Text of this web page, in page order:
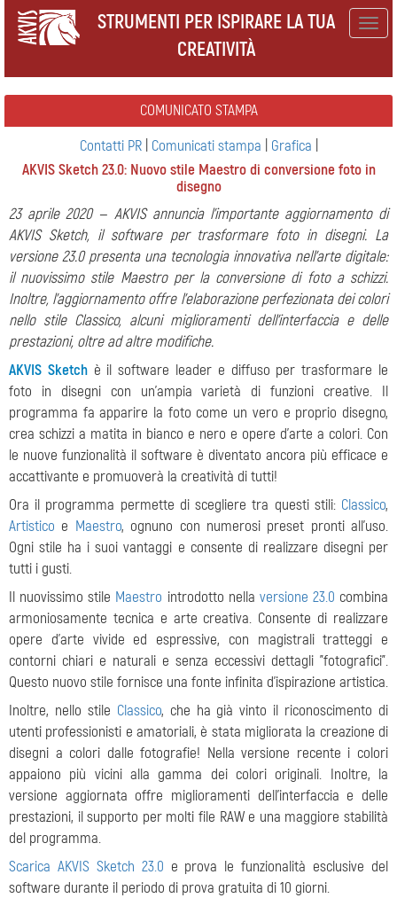
STRUMENTI PER ISPIRARE LA TUA
CREATIVITÀ
COMUNICATO STAMPA
Contatti PR| Comunicati stampa Grafica
AKVIS Sketch 23.0: Nuovo stile Maestro di conversione foto in
disegno
23 aprile 2020 — AKVIS annuncia l'importante aggiornamento di
AKVIS Sketch, il software per trasformare foto in disegni. La
versione 23.0 presenta una tecnologia innovativa nell'arte digitale:
il nuovissimo stile Maestro per la conversione di foto a schizzi.
Inoltre, l'aggiornamento offre l'elaborazione perfezionata dei colori
nello stile Classico, alcuni miglioramenti dell'interfaccia e delle
prestazioni, oltre ad altre modifiche.
AKVIS Sketchè il software leader e diffuso per trasformare le
foto in disegni con un'ampia varietà di funzioni creative. Il
programma fa apparire la foto come un vero e proprio disegno,
crea schizzi a matita in bianco e nero e opere d'arte a colori. Con
le nuove funzionalità il software è diventato ancora più efficace e
accattivante e promuoverà la creatività di tutti!
Ora il programma permette di scegliere tra questi stili: Classico,
Artistico e Maestro, ognuno con numerosi preset pronti all'uso.
Ogni stile ha i suoi vantaggi e consente di realizzare disegni per
tutti i gusti.
Il nuovissimo stile Maestro introdotto nella versione 23.0 combina
armoniosamente tecnica e arte creativa. Consente di realizzare
opere d'arte vivide ed espressive, con magistrali tratteggi e
contorni chiari e naturali e senza eccessivi dettagli "fotografici".
Questo nuovo stile fornisce una fonte infinita d'ispirazione artistica.
Inoltre, nello stile Classico, che ha già vinto il riconoscimento di
utenti professionisti e amatoriali, è stata migliorata la creazione di
disegni a colori dalle fotografie! Nella versione recente i colori
appaiono più vicini alla gamma dei colori originali. Inoltre, la
versione aggiornata offre miglioramenti dell'interfaccia e delle
prestazioni, il supporto per molti file RAW e una maggiore stabilità
del programma.
Scarica AKVIS Sketch 23.0 e prova le funzionalità esclusive del
software durante il periodo di prova gratuita di 10 giorni.